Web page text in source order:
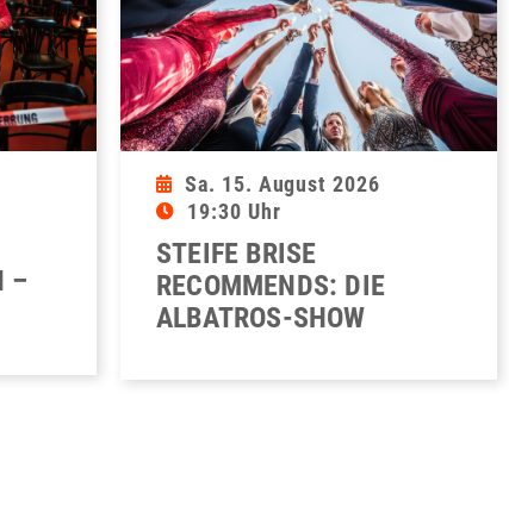
–
Sa. 15. August 2026
19:30 Uhr
STEIFE BRISE
RECOMMENDS: DIE
ALBATROS-SHOW